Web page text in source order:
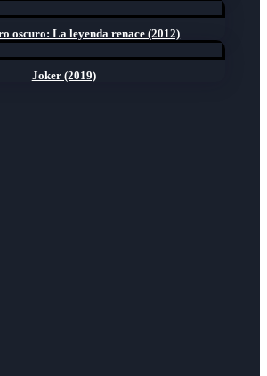
oscuro: La leyenda renace (2012)
Joker (2019)